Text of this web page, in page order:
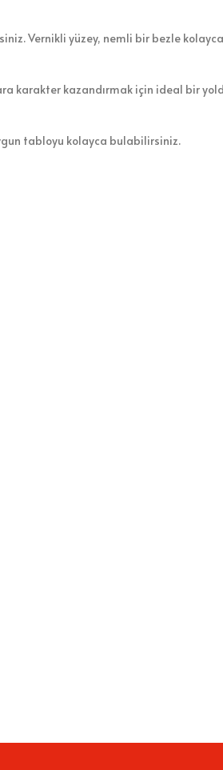
Vernikli yüzey, nemli bir bezle
karakter kazandırmak için ideal bir
tabloyu kolayca bulabilirsiniz.